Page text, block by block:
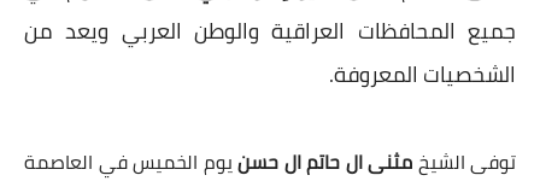
جميع المحافظات العراقية والوطن العربي ويعد من
الشخصيات المعروفة.
توفى الشيخمثنى ال حاتم ال حسنيوم الخميس في العاصمة